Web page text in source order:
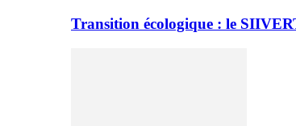
Transition écologique : le